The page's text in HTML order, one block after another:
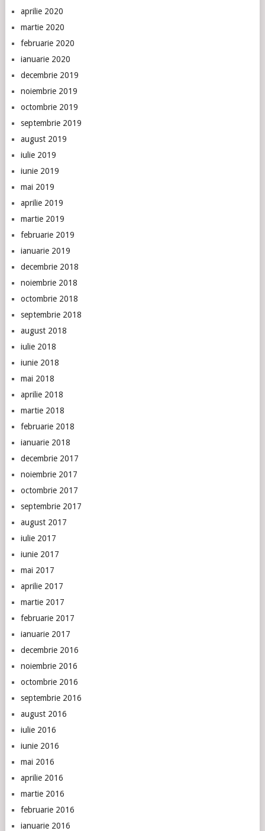
aprilie 2020
martie 2020
februarie 2020
ianuarie 2020
decembrie 2019
noiembrie 2019
octombrie 2019
septembrie 2019
august 2019
iulie 2019
iunie 2019
mai 2019
aprilie 2019
martie 2019
februarie 2019
ianuarie 2019
decembrie 2018
noiembrie 2018
octombrie 2018
septembrie 2018
august 2018
iulie 2018
iunie 2018
mai 2018
aprilie 2018
martie 2018
februarie 2018
ianuarie 2018
decembrie 2017
noiembrie 2017
octombrie 2017
septembrie 2017
august 2017
iulie 2017
iunie 2017
mai 2017
aprilie 2017
martie 2017
februarie 2017
ianuarie 2017
decembrie 2016
noiembrie 2016
octombrie 2016
septembrie 2016
august 2016
iulie 2016
iunie 2016
mai 2016
aprilie 2016
martie 2016
februarie 2016
ianuarie 2016